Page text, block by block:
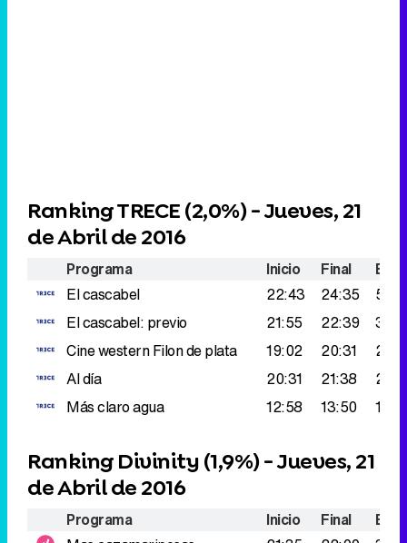
Ranking TRECE (2,0%) - Jueves, 21
de Abril de 2016
Programa Inicio Final
El cascabel
22:43 24:35
El cascabel: previo
21:55 22:39
Cine westernFilon de plata 19:02 20:31
Al día
20:31 21:38
Más claro agua
12:58 13:50
Ranking Divinity (1,9%) - Jueves, 21
de Abril de 2016
Programa Inicio Final